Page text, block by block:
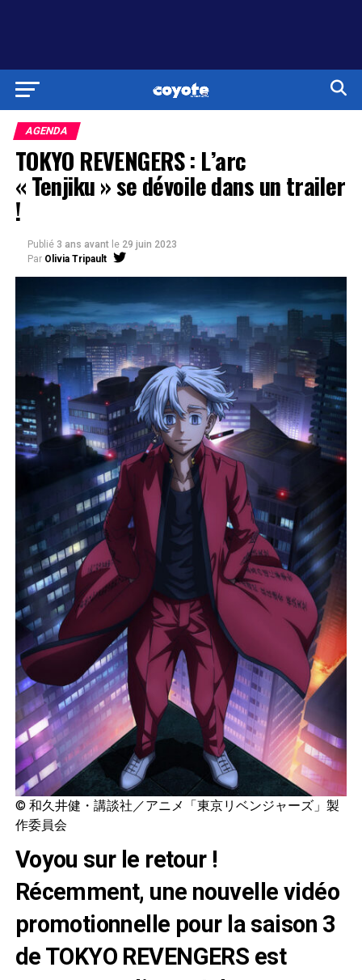
AGENDA
TOKYO REVENGERS : L’arc
« Tenjiku » se dévoile dans un trailer
!
Publié 3 ans avant le 29 juin 2023
Par Olivia Tripault
© 和久井健・講談社／アニメ「東京リベンジャーズ」製
作委員会
Voyou sur le retour !
Récemment, une nouvelle vidéo
promotionnelle pour la saison 3
de TOKYO REVENGERS est